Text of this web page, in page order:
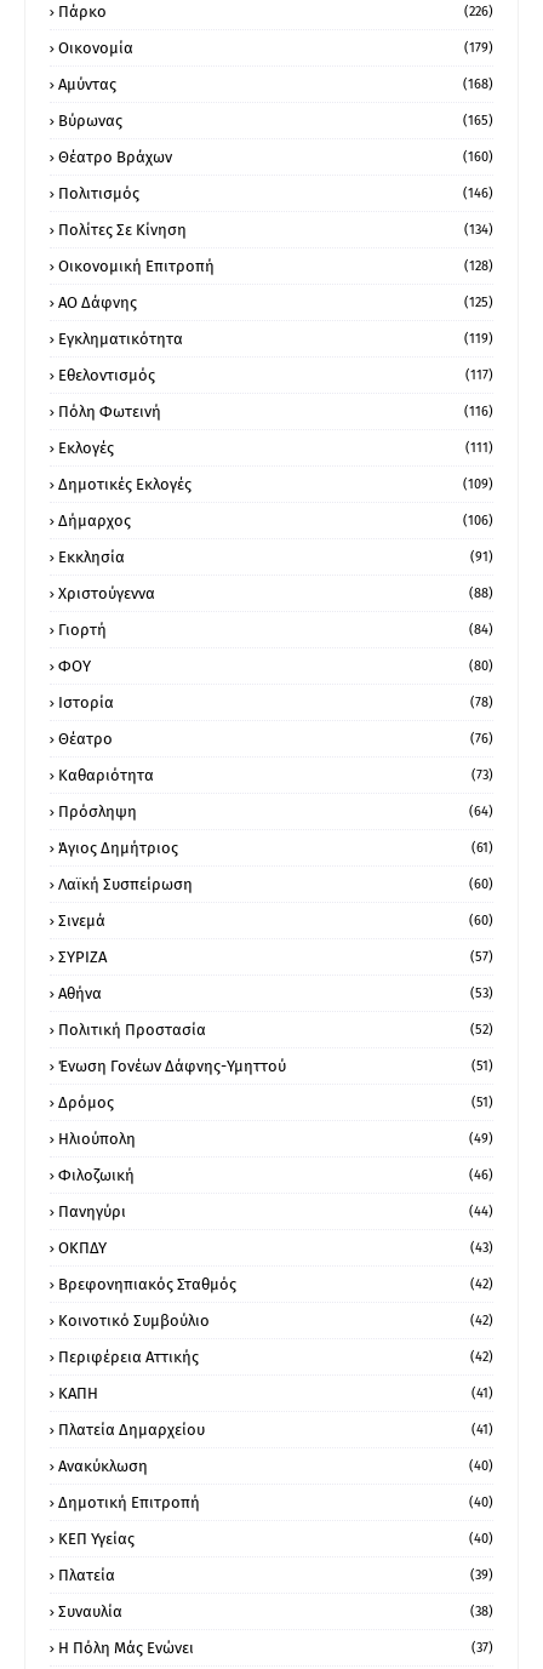
Πάρκο (226)
Οικονομία (179)
Αμύντας (168)
Βύρωνας (165)
Θέατρο Βράχων (160)
Πολιτισμός (146)
Πολίτες Σε Κίνηση (134)
Οικονομική Επιτροπή (128)
ΑΟ Δάφνης (125)
Εγκληματικότητα (119)
Εθελοντισμός (117)
Πόλη Φωτεινή (116)
Εκλογές (111)
Δημοτικές Εκλογές (109)
Δήμαρχος (106)
Εκκλησία (91)
Χριστούγεννα (88)
Γιορτή (84)
ΦΟΥ (80)
Ιστορία (78)
Θέατρο (76)
Καθαριότητα (73)
Πρόσληψη (64)
Άγιος Δημήτριος (61)
Λαϊκή Συσπείρωση (60)
Σινεμά (60)
ΣΥΡΙΖΑ (57)
Αθήνα (53)
Πολιτική Προστασία (52)
Ένωση Γονέων Δάφνης-Υμηττού (51)
Δρόμος (51)
Ηλιούπολη (49)
Φιλοζωική (46)
Πανηγύρι (44)
ΟΚΠΔΥ (43)
Βρεφονηπιακός Σταθμός (42)
Κοινοτικό Συμβούλιο (42)
Περιφέρεια Αττικής (42)
ΚΑΠΗ (41)
Πλατεία Δημαρχείου (41)
Ανακύκλωση (40)
Δημοτική Επιτροπή (40)
ΚΕΠ Υγείας (40)
Πλατεία (39)
Συναυλία (38)
Η Πόλη Μάς Ενώνει (37)